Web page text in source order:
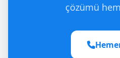
çözümü